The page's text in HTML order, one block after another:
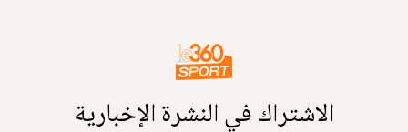
الاشتراك في النشرة الإخبارية